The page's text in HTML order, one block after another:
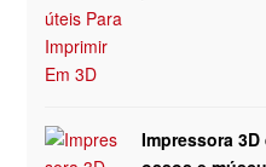
Impressora